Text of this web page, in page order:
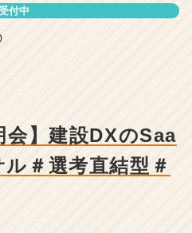
付中
会】建設DXのSaa
＃選考直結型＃